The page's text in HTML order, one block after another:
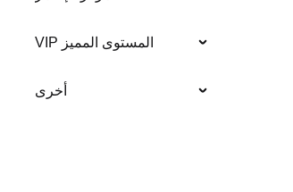
المستوى المميز VIP
أخرى